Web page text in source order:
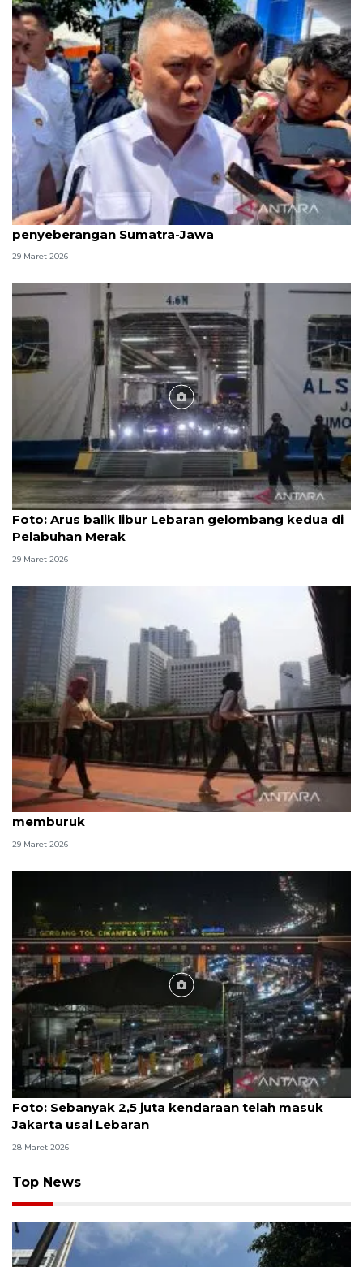
Menhub pastikan kelancaran arus balik
penyeberangan Sumatra-Jawa
29 Maret 2026
Foto
Foto: Arus balik libur Lebaran gelombang kedua di
Pelabuhan Merak
29 Maret 2026
Arus balik Lebaran, kualitas udara Jakarta kembali
memburuk
29 Maret 2026
Foto
Foto: Sebanyak 2,5 juta kendaraan telah masuk
Jakarta usai Lebaran
28 Maret 2026
Top News